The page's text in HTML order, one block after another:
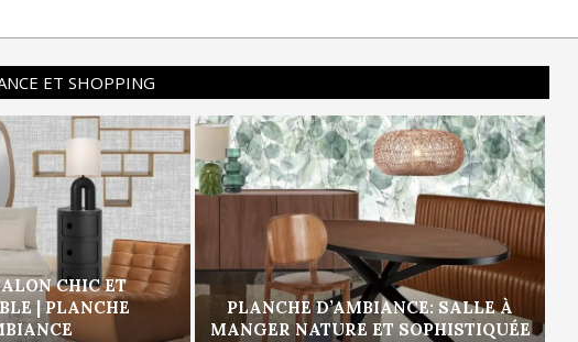
ET SHOPPING
CHIC ET
| PLANCHE
PLANCHE D’AMBIANCE: SALLE À
MANGER NATURE ET SOPHISTIQUÉE